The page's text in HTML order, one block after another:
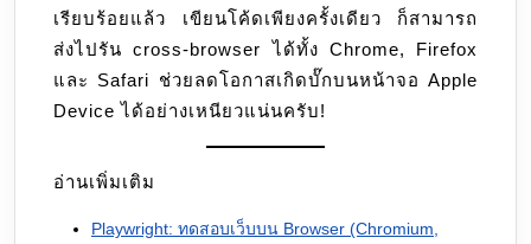
เรียบร้อยแล้ว เขียนโค้ดเพียงครั้งเดียว ก็สามารถ
ส่งไปรัน cross-browser ได้ทั้ง Chrome, Firefox
และ Safari ช่วยลดโอกาสเกิดบั๊กบนหน้าจอ Apple
Device ได้อย่างเหนียวแน่นครับ!
อ่านเพิ่มเติม
Playwright: ทดสอบเว็บบน Browser (Chromium,